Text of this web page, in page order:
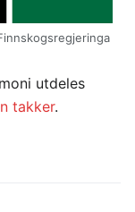
utdeles
takker.